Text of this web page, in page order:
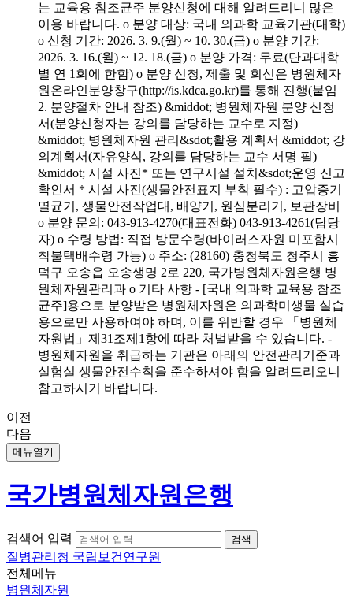
는 교육용 참조균주 분양신청에 대해 알려드리니 많은
이용 바랍니다. o 분양 대상: 국내 의과학 교육기관(대학)
o 신청 기간: 2026. 3. 9.(월) ~ 10. 30.(금) o 분양 기간:
2026. 3. 16.(월) ~ 12. 18.(금) o 분양 가격: 무료(단과대학
별 연 1회에 한함) o 분양 신청, 제출 및 회신은 병원체자
원온라인분양창구(http://is.kdca.go.kr)를 통해 진행(붙임
2. 분양절차 안내 참조) &middot; 병원체자원 분양 신청
서(분양신청자는 강의를 담당하는 교수로 지정)
&middot; 병원체자원 관리&sdot;활용 계획서 &middot; 강
의계획서(자유양식, 강의를 담당하는 교수 서명 필)
&middot; 시설 사진* 또는 연구시설 설치&sdot;운영 신고
확인서 * 시설 사진(생물안전표지 부착 필수) : 고압증기
멸균기, 생물안전작업대, 배양기, 원심분리기, 보관장비
o 분양 문의: 043-913-4270(대표전화) 043-913-4261(담당
자) o 수령 방법: 직접 방문수령(바이러스자원 미포함시
착불택배수령 가능) o 주소: (28160) 충청북도 청주시 흥
덕구 오송읍 오송생명 2로 220, 국가병원체자원은행 병
원체자원관리과 o 기타 사항 - [국내 의과학 교육용 참조
균주]용으로 분양받은 병원체자원은 의과학미생물 실습
용으로만 사용하여야 하며, 이를 위반할 경우 「병원체
자원법」제31조제1항에 따라 처벌받을 수 있습니다. -
병원체자원을 취급하는 기관은 아래의 안전관리기준과
실험실 생물안전수칙을 준수하셔야 함을 알려드리오니
참고하시기 바랍니다.
이전
다음
메뉴열기
국가병원체자원은행
검색어 입력
질병관리청 국립보건연구원
전체메뉴
병원체자원